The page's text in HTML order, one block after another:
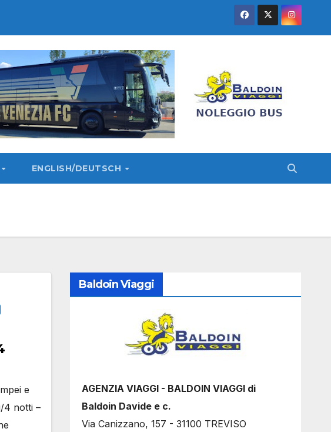
ENGLISH/DEUTSCH
e
4 notti –
Baldoin Viaggi
AGENZIA VIAGGI - BALDOIN VIAGGI di
Baldoin Davide e c.
Via Canizzano, 157 - 31100 TREVISO